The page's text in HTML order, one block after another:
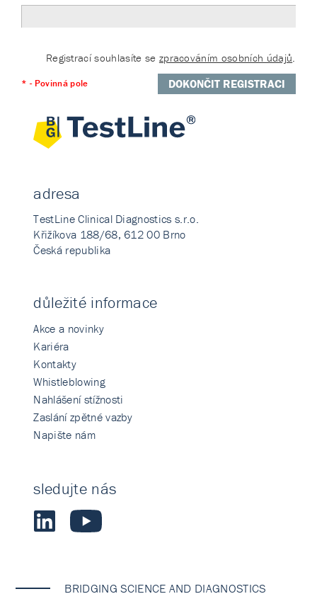
Registrací souhlasíte se zpracováním osobních údajů
* - Povinná pole DOKONČIT REGISTRACI
adresa
TestLine Clinical Diagnostics s.r.o.
Křižíkova 188/68, 612 00 Brno
Česká republika
důležité informace
Akce a novinky
Kariéra
Kontakty
Whistleblowing
Nahlášení stížnosti
Zaslání zpětné vazby
Napište nám
sledujte nás
BRIDGING SCIENCE AND DIAGNOSTICS